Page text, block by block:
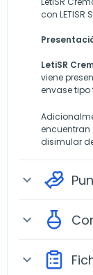
con LETISR
LetiSR
viene
envase tipo
encuentran
disimular
expand_more
expand_more
expand_more